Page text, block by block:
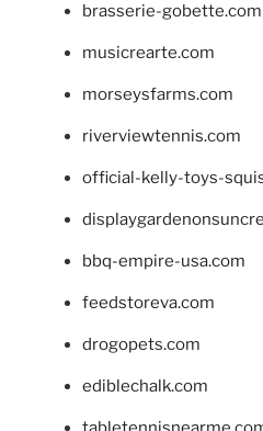
brasserie-gobette.com
musicrearte.com
morseysfarms.com
riverviewtennis.com
official-kelly-toys-
bbq-empire-usa.com
feedstoreva.com
drogopets.com
ediblechalk.com